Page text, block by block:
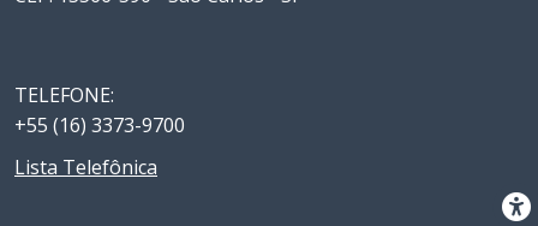
TELEFONE:
+55 (16) 3373-9700
Lista Telefônica